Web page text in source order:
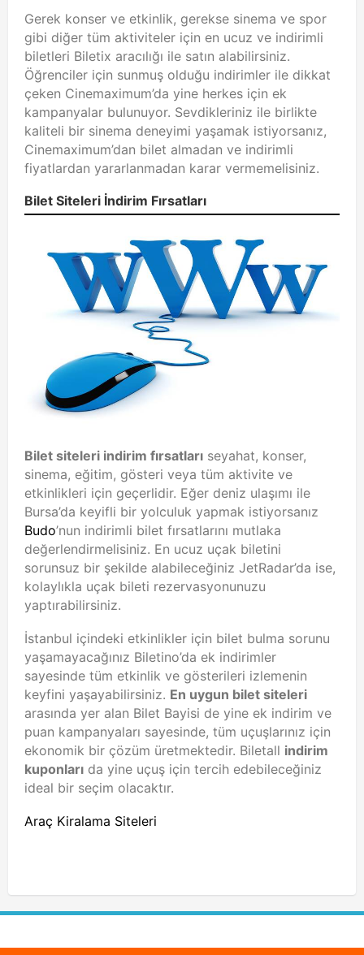
Gerek konser ve etkinlik, gerekse sinema ve spor
gibi diğer tüm aktiviteler için en ucuz ve indirimli
biletleri Biletix aracılığı ile satın alabilirsiniz.
Öğrenciler için sunmuş olduğu indirimler ile dikkat
çeken Cinemaximum’da yine herkes için ek
kampanyalar bulunuyor. Sevdikleriniz ile birlikte
kaliteli bir sinema deneyimi yaşamak istiyorsanız,
Cinemaximum’dan bilet almadan ve indirimli
fiyatlardan yararlanmadan karar vermemelisiniz.
Bilet Siteleri İndirim Fırsatları
Bilet siteleri indirim fırsatları seyahat, konser,
sinema, eğitim, gösteri veya tüm aktivite ve
etkinlikleri için geçerlidir. Eğer deniz ulaşımı ile
Bursa’da keyifli bir yolculuk yapmak istiyorsanız
Budo’nun indirimli bilet fırsatlarını mutlaka
değerlendirmelisiniz. En ucuz uçak biletini
sorunsuz bir şekilde alabileceğiniz JetRadar’da ise,
kolaylıkla uçak bileti rezervasyonunuzu
yaptırabilirsiniz.
İstanbul içindeki etkinlikler için bilet bulma sorunu
yaşamayacağınız Biletino’da ek indirimler
sayesinde tüm etkinlik ve gösterileri izlemenin
keyfini yaşayabilirsiniz. En uygun bilet siteleri
arasında yer alan Bilet Bayisi de yine ek indirim ve
puan kampanyaları sayesinde, tüm uçuşlarınız için
ekonomik bir çözüm üretmektedir. Biletall indirim
kuponları da yine uçuş için tercih edebileceğiniz
ideal bir seçim olacaktır.
Araç Kiralama Siteleri